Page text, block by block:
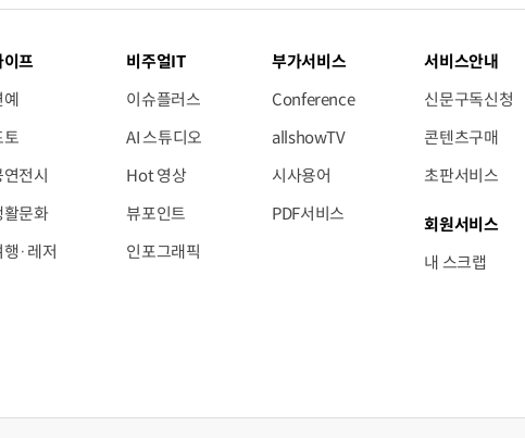
이프
예
토
연전시
활문화
행·레저
비주얼IT
이슈플러스
AI 스튜디오
Hot 영상
뷰포인트
인포그래픽
부가서비스
Conference
allshowTV
시사용어
PDF서비스
서비스안내
신문구독신청
콘텐츠구매
초판서비스
회원서비스
내 스크랩